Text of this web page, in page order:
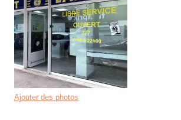
Ajouter des photos